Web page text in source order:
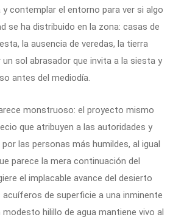
y contemplar el entorno para ver si algo
se ha distribuido en la zona: casas de
la ausencia de veredas, la tierra
un sol abrasador que invita a la siesta y
antes del mediodía.
monstruoso: el proyecto mismo
que atribuyen a las autoridades y
las personas más humildes, al igual
parece la mera continuación del
el implacable avance del desierto
de superficie a una inminente
hilillo de agua mantiene vivo al